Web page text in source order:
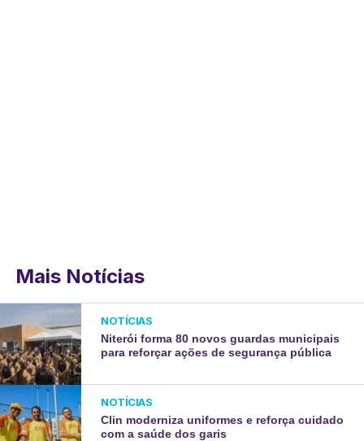
Mais Notícias
NOTÍCIAS
Niterói forma 80 novos guardas municipais
para reforçar ações de segurança pública
NOTÍCIAS
Clin moderniza uniformes e reforça cuidado
com a saúde dos garis